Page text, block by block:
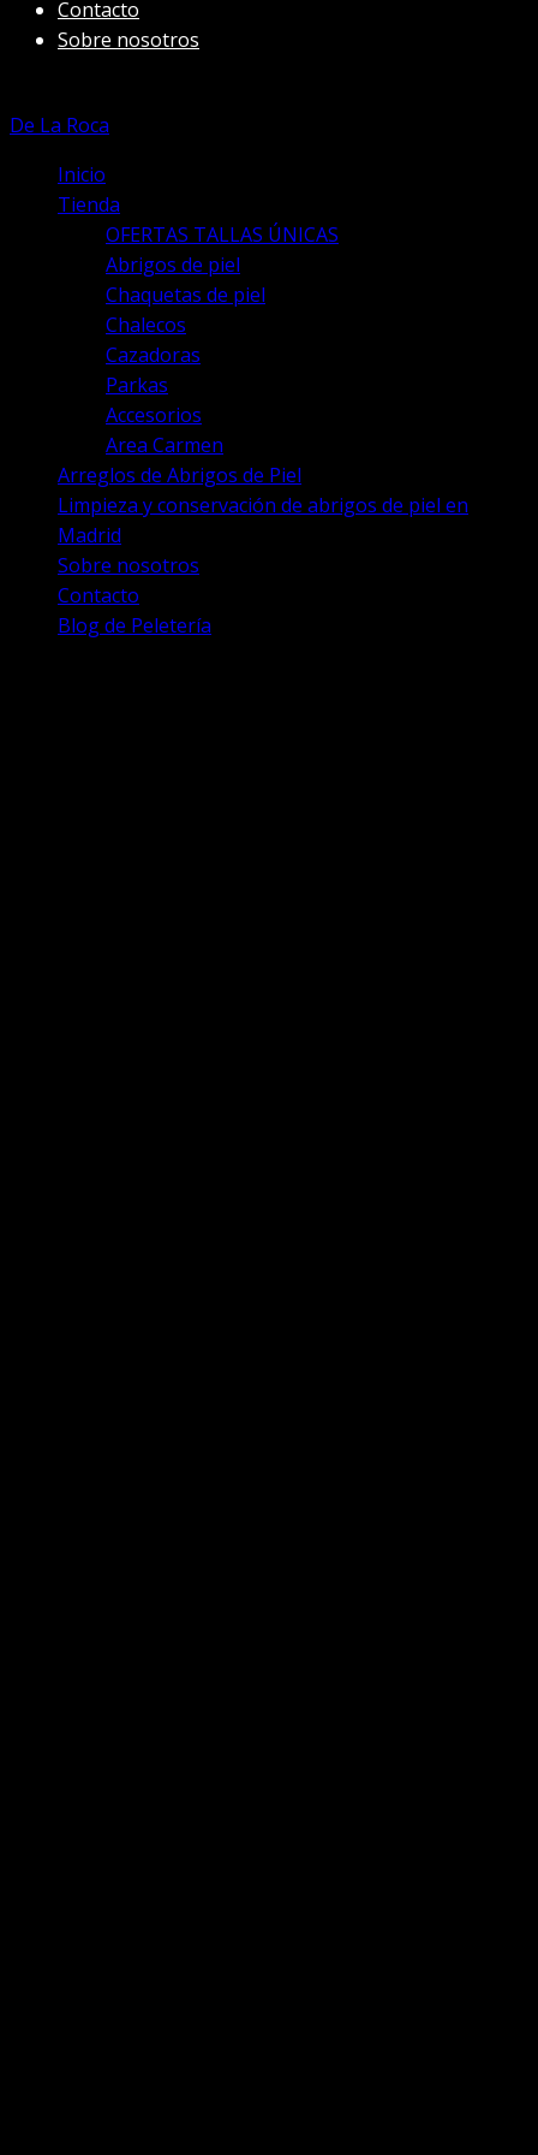
Contacto
Sobre nosotros
De La Roca
Inicio
Tienda
OFERTAS TALLAS ÚNICAS
Abrigos de piel
Chaquetas de piel
Chalecos
Cazadoras
Parkas
Accesorios
Area Carmen
Arreglos de Abrigos de Piel
Limpieza y conservación de abrigos de piel en
Madrid
Sobre nosotros
Contacto
Blog de Peletería